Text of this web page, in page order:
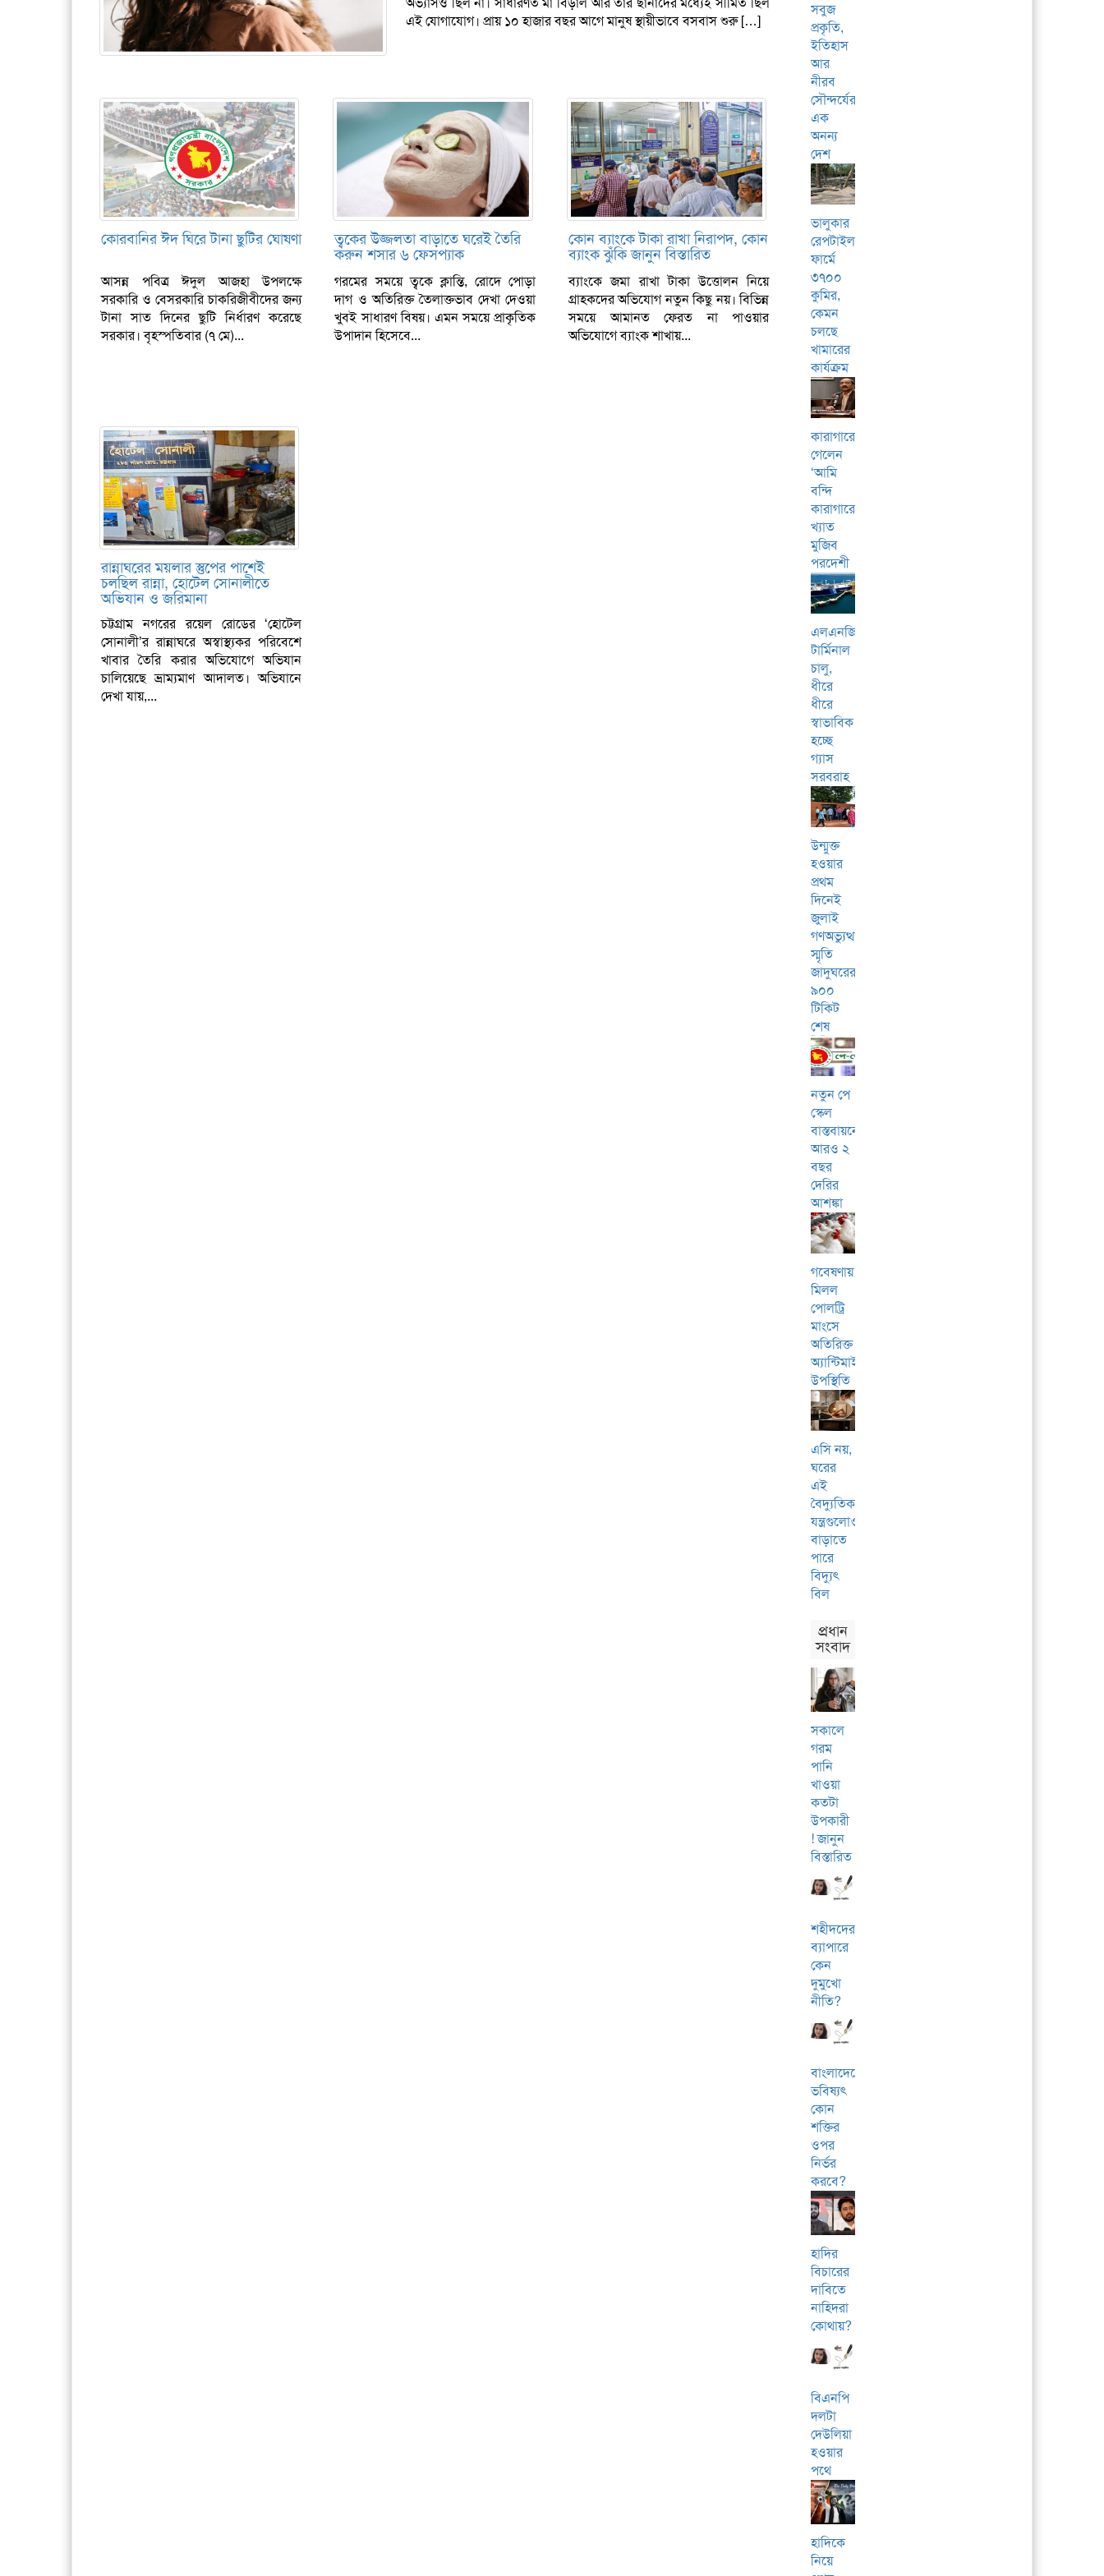
এই যোগাযোগ। প্রায় ১০ হাজার বছর আগে মানুষ স্থায়ীভাবে বসবাস শুরু […]
কোরবানির ঈদ ঘিরে টানা ছুটির ঘোষণা
আসন্ন পবিত্র ঈদুল আজহা উপলক্ষে
সরকারি ও বেসরকারি চাকরিজীবীদের জন্য
টানা সাত দিনের ছুটি নির্ধারণ করেছে
সরকার। বৃহস্পতিবার (৭ মে)...
ত্বকের উজ্জলতা বাড়াতে ঘরেই তৈরি
করুন শসার ৬ ফেসপ্যাক
গরমের সময়ে ত্বকে ক্লান্তি, রোদে পোড়া
দাগ ও অতিরিক্ত তৈলাক্তভাব দেখা দেওয়া
খুবই সাধারণ বিষয়। এমন সময়ে প্রাকৃতিক
উপাদান হিসেবে...
কোন ব্যাংকে টাকা রাখা নিরাপদ, কোন
ব্যাংক ঝুঁকি জানুন বিস্তারিত
ব্যাংকে জমা রাখা টাকা উত্তোলন নিয়ে
গ্রাহকদের অভিযোগ নতুন কিছু নয়। বিভিন্ন
সময়ে আমানত ফেরত না পাওয়ার
অভিযোগে ব্যাংক শাখায়...
রান্নাঘরের ময়লার স্তুপের পাশেই
চলছিল রান্না, হোটেল সোনালীতে
অভিযান ও জরিমানা
চট্টগ্রাম নগরের রয়েল রোডের ‘হোটেল
সোনালী’র রান্নাঘরে অস্বাস্থ্যকর পরিবেশে
খাবার তৈরি করার অভিযোগে অভিযান
চালিয়েছে ভ্রাম্যমাণ আদালত। অভিযানে
দেখা যায়,...
সবুজ
প্রকৃতি,
ইতিহাস
আর
নীরব
সৌন্দর্যের
এক
অনন্য
দেশ
ভালুকার
রেপটাইলস
ফার্মে
৩৭০০
কুমির,
কেমন
চলছে
খামারের
কার্যক্রম
কারাগারে
গেলেন
‘আমি
বন্দি
কারাগারে’
খ্যাত
মুজিব
পরদেশী
এলএনজি
টার্মিনাল
চালু,
ধীরে
ধীরে
স্বাভাবিক
হচ্ছে
গ্যাস
সরবরাহ
উন্মুক্ত
হওয়ার
প্রথম
দিনেই
জুলাই
গণঅভ্যুত্থান
স্মৃতি
জাদুঘরের
৯০০
টিকিট
শেষ
নতুন পে
স্কেল
বাস্তবায়নে
আরও ২
বছর
দেরির
আশঙ্কা
গবেষণায়
মিলল
পোলট্রি
মাংসে
অতিরিক্ত
অ্যান্টিমাইক্রোবিয়ালের
উপস্থিতি
এসি নয়,
ঘরের
এই
বৈদ্যুতিক
যন্ত্রগুলোও
বাড়াতে
পারে
বিদ্যুৎ
বিল
প্রধান
সংবাদ
সকালে
গরম
পানি
খাওয়া
কতটা
উপকারী
! জানুন
বিস্তারিত
শহীদদের
ব্যাপারে
কেন
দুমুখো
নীতি?
বাংলাদেশের
ভবিষ্যৎ
কোন
শক্তির
ওপর
নির্ভর
করবে?
হাদির
বিচারের
দাবিতে
নাহিদরা
কোথায়?
বিএনপি
দলটা
দেউলিয়া
হওয়ার
পথে
হাদিকে
নিয়ে